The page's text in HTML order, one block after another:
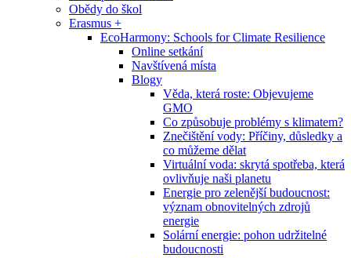
Obědy do škol
Erasmus +
EcoHarmony: Schools for Climate Resilience
Online setkání
Navštívená místa
Blogy
Věda, která roste: Objevujeme
GMO
Co způsobuje problémy s klimatem?
Znečištění vody: Příčiny, důsledky a
co můžeme dělat
Virtuální voda: skrytá spotřeba, která
ovlivňuje naši planetu
Energie pro zelenější budoucnost:
význam obnovitelných zdrojů
energie
Solární energie: pohon udržitelné
budoucnosti